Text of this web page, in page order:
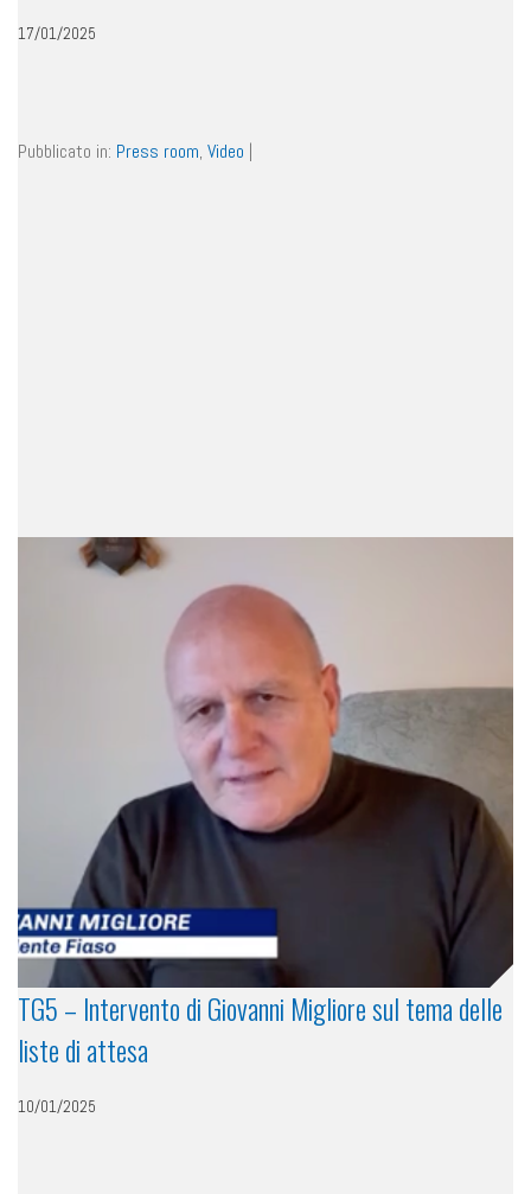
17/01/2025
Pubblicato in: Press room, Video |
TG5 – Intervento di Giovanni Migliore sul tema delle
liste di attesa
10/01/2025